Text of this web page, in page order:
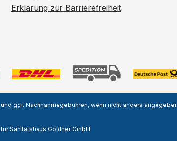
Erklärung zur Barrierefreiheit
und ggf. Nachnahmegebühren, wenn nicht anders
für Sanitätshaus Göldner GmbH